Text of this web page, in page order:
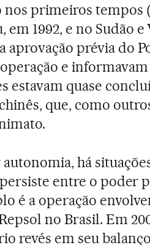
primeiros tempos
1992, e no Sudão e
aprovação prévia do
e
estavam quase
que, como
há
entre o poder
é a operação
no Brasil. Em
revés em seu